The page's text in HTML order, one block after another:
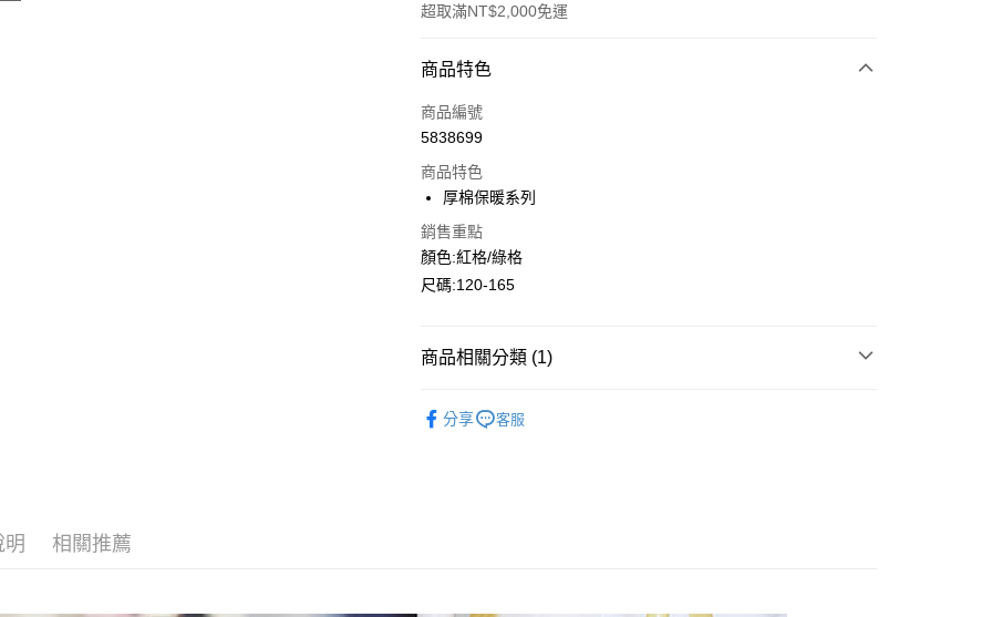
超取滿NT$2,000免運
付款方式
信用卡一次付款
LINE Pay
Apple Pay
全家付款取貨
商品特色
商品編號
5838699
商品特色
厚棉保暖系列
銷售重點
顏色:紅格/綠格
尺碼:120-165
商品相關分類 (1)
分享
客服
明 相關推薦